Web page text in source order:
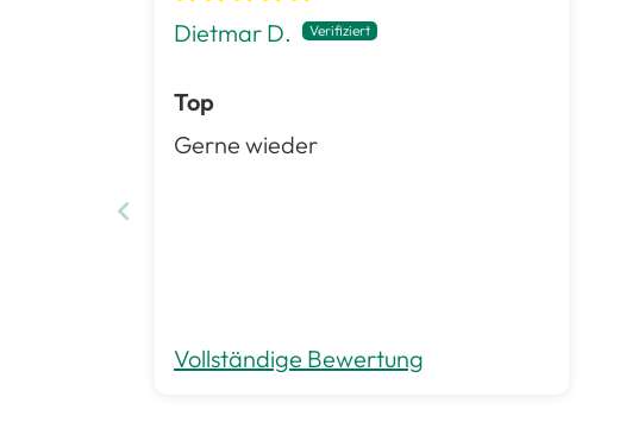
Dietmar D.
Top
Gerne wieder
Vollständige Bewertung